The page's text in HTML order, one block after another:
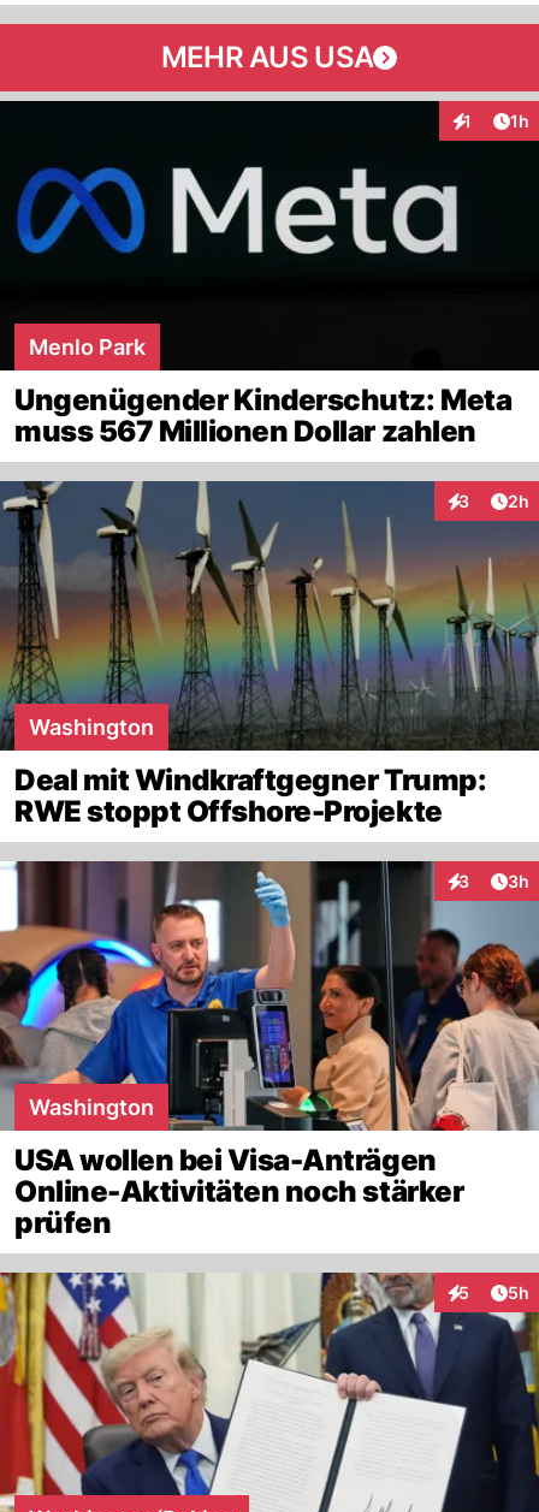
MEHR AUS USA
1 1h
Menlo Park
Ungenügender Kinderschutz: Meta
muss 567 Millionen Dollar zahlen
3 2h
Washington
Deal mit Windkraftgegner Trump:
RWE stoppt Offshore-Projekte
3 3h
Washington
USA wollen bei Visa-Anträgen
Online-Aktivitäten noch stärker
prüfen
5 5h